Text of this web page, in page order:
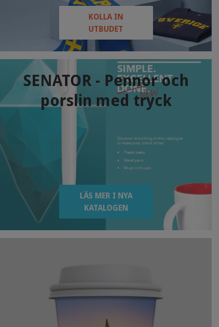
KOLLA IN
UTBUDET
SENATOR - Pennor och
porslin med tryck
LÄS MER I NYA
KATALOGEN